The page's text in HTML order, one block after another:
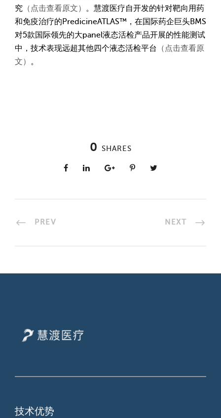
究 （点击查看原文） 。慧渡医疗自开发的针对靶向用药
和免疫治疗的PredicineATLAS™，在国际药企巨头BMS
对5款国际领先的大panel液态活检产品开展的性能测试
中，技术表现远超其他四个液态活检平台
（点击查看原
文） 。
0 SHARES
PREV NEXT
技术优势